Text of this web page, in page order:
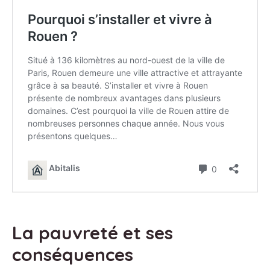
La pauvreté et ses
conséquences